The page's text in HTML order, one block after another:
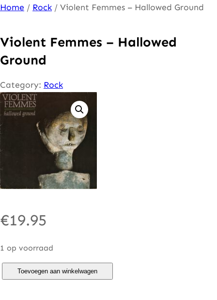
Ga
de
inhoud
Home / Rock / Violent Femmes – Hallowed Ground
Violent Femmes – Hallowed
Ground
Category: Rock
€19.95
1 op voorraad
Toevoegen aan winkelwagen